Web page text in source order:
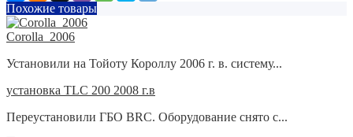
Похожие товары
Corolla_2006
Установили на Тойоту Короллу 2006 г. в. систему...
установка TLC 200 2008 г.в
Переустановили ГБО BRC. Оборудование снято с...